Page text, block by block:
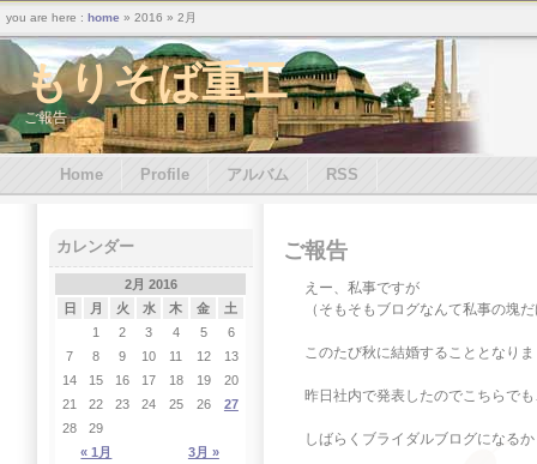
もりそば重工
ご報告
ご報告
えー、私事ですが
（そもそもブログなんて私事の塊
このたび秋に結婚することとなり
昨日社内で発表したのでこちらで
しばらくブライダルブログになる
カレンダー
2月 2016
日
月 火 水 木 金 土
« 1月 3月 »
1 2 3 4 5
6
7
8 9 10 11 12
13
14
15 16 17 18 19
20
21
22 23 24 25 26
27
28
29
Home Profile アルバム RSS
you are here : home » 2016 » 2月